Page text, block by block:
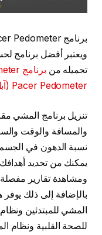
ويعتبر أفضل برنامج
تحميله من برنامج Pacer Pedometer (جوجل بلاي)
Pacer Pedometer (آبل)
تنزيل برنامج المشي
والمسافة والوقت
نسبة الدهون في
يمكنك من تحديد
ومشاهدة تقارير مفصلة
بالإضافة إلى ذلك
المشي للمبتدئين
للصحة القلبية ونظام